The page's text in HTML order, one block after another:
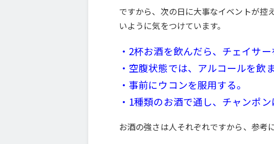
ですから、次の日に大事なイベントが控
いように気をつけています。
・2杯お酒を飲んだら、チェイサー
・空腹状態では、アルコールを飲
・事前にウコンを服用する。
・1種類のお酒で通し、チャンポン
お酒の強さは人それぞれですから、参考